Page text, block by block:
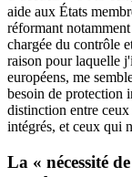
aide aux États
réformant
chargée du contrôle
raison pour laquelle
européens, me
besoin de protection
distinction entre
intégrés, et ceux qui
La « nécessité